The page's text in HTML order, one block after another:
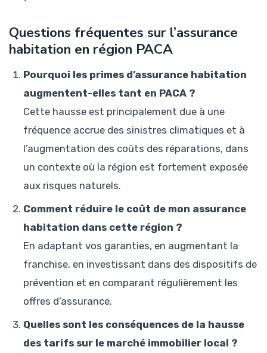
Questions fréquentes sur l’assurance
habitation en région PACA
Pourquoi les primes d’assurance habitation
augmentent-elles tant en PACA ?
Cette hausse est principalement due à une
fréquence accrue des sinistres climatiques et à
l’augmentation des coûts des réparations, dans
un contexte où la région est fortement exposée
aux risques naturels.
Comment réduire le coût de mon assurance
habitation dans cette région ?
En adaptant vos garanties, en augmentant la
franchise, en investissant dans des dispositifs de
prévention et en comparant régulièrement les
offres d’assurance.
Quelles sont les conséquences de la hausse
des tarifs sur le marché immobilier local ?